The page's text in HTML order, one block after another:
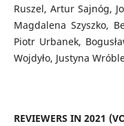
Ruszel, Artur Sajnóg,
Magdalena Szyszko,
Piotr Urbanek,
Wojdyło, Justyna
REVIEWERS IN 2021